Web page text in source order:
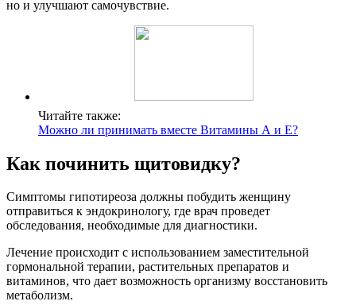
но и улучшают самочувствие.
Читайте также:
Можно ли принимать вместе Витамины А и Е?
Как починить щитовидку?
Симптомы гипотиреоза должны побудить женщину
отправиться к эндокринологу, где врач проведет
обследования, необходимые для диагностики.
Лечение происходит с использованием заместительной
гормональной терапии, растительных препаратов и
витаминов, что дает возможность организму восстановить
метаболизм.